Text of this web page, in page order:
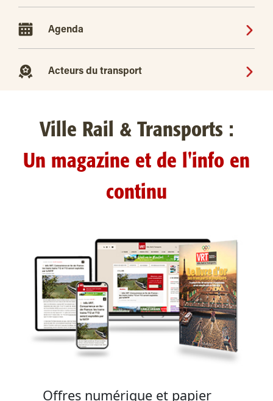
Agenda
Acteurs du transport
Ville Rail & Transports :
Un magazine et de l'info en
continu
Offres numérique et papier